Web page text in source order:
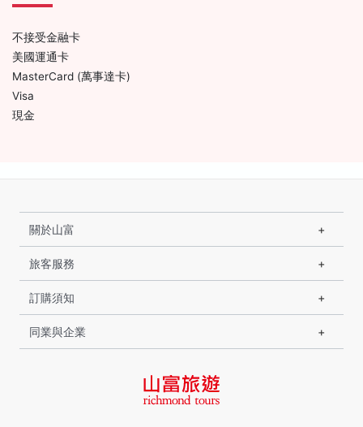
不接受金融卡
美國運通卡
MasterCard (萬事達卡)
Visa
現金
關於山富
旅客服務
訂購須知
同業與企業